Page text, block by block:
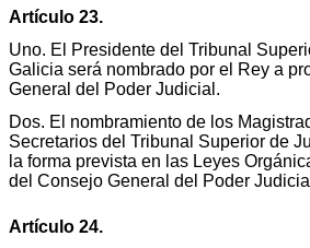
Artículo 23.
Uno. El Presidente del Tribunal
Galicia será nombrado por el Rey a
General del Poder Judicial.
Dos. El nombramiento de los
Secretarios del Tribunal Superior de
la forma prevista en las Leyes
del Consejo General del Poder
Artículo 24.